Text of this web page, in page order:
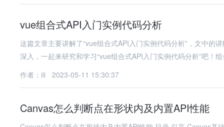
vue组合式API入门实例代码分析
这篇文章主要讲解了“vue组合式API入门实例代码分析”，文中的
深入，一起来研究和学习“vue组合式API入门实例代码分析”吧！
作者：iii
2023-05-11 15:30:37
Canvas怎么判断点在形状内及内置API性能